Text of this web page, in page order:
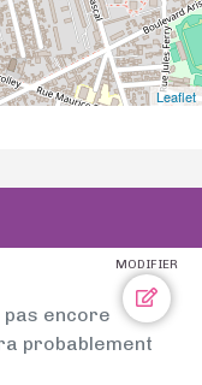
Leaflet
MODIFIER
pas encore
probablement